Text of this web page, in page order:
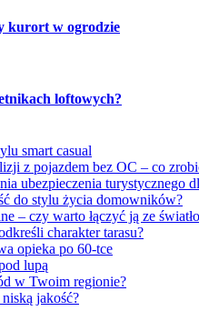
kurort w ogrodzie
loftowych?
smart casual
z pojazdem bez OC – co
ubezpieczenia turystycznego
do stylu życia domowników?
– czy warto łączyć ją ze
charakter tarasu?
opieka po 60-tce
lupą
w Twoim regionie?
jakość?